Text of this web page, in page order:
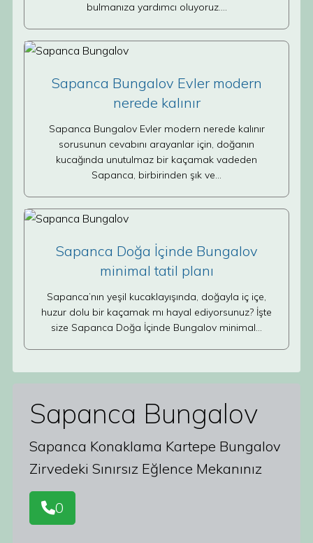
bulmanıza yardımcı oluyoruz.…
Sapanca Bungalov Evler modern
nerede kalınır
Sapanca Bungalov Evler modern nerede kalınır
sorusunun cevabını arayanlar için, doğanın
kucağında unutulmaz bir kaçamak vadeden
Sapanca, birbirinden şık ve…
Sapanca Doğa İçinde Bungalov
minimal tatil planı
Sapanca’nın yeşil kucaklayışında, doğayla iç içe,
huzur dolu bir kaçamak mı hayal ediyorsunuz? İşte
size Sapanca Doğa İçinde Bungalov minimal…
Sapanca Bungalov
Sapanca Konaklama Kartepe Bungalov
Zirvedeki Sınırsız Eğlence Mekanınız
0